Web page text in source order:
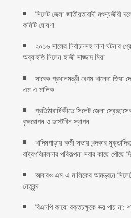
সিলেট জেলা জাতীয়তাবাদী মৎস্যজীবী
কমিটি ঘোষণা
২০১৬ সালের নির্বাচনসহ নানা ঘটনার
অব্যাহতি নিলেন হাজী সাজ্জাদ মিয়া
সাবেক প্রধানমন্ত্রী বেগম খালেদা জিয়া
এম এ মালিক
প্রতিষ্ঠাবার্ষিকীতে সিলেট জেলা
বৃক্ষরোপন ও ডাস্টবিন স্থাপন
খাদিমপাড়ায় কর্মী সভায় খন্দকার
রাষ্ট্রপরিচালনার পরিকল্পনা সবার কাছে পৌছে
আবারও এম এ মালিকের আমন্ত্রনে
নেতৃবৃন্দ
বিএনপি কারো রক্তচক্ষুকে ভয় পায় না: